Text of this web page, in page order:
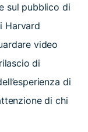
sul pubblico di
Harvard
video
di
di
di chi